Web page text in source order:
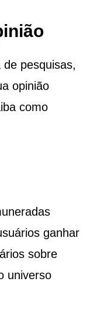
pesquisas,
opinião
como
ganhar
sobre
universo